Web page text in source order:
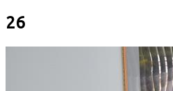
26